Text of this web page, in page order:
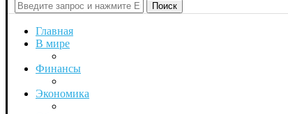
Поиск
Главная
В мире
Финансы
Экономика